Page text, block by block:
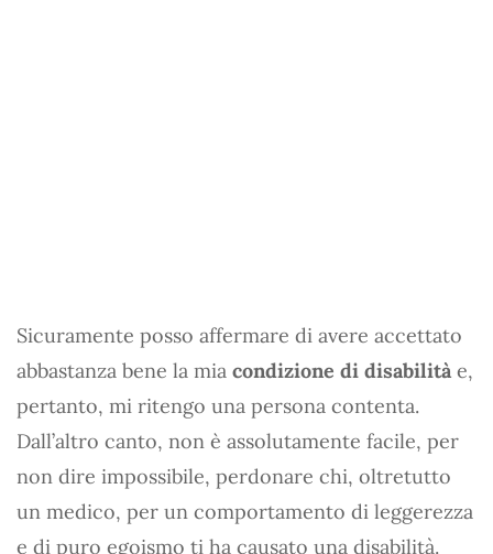
Sicuramente posso affermare di avere accettato
abbastanza bene la mia condizione di disabilità e,
pertanto, mi ritengo una persona contenta.
Dall’altro canto, non è assolutamente facile, per
non dire impossibile, perdonare chi, oltretutto
un medico, per un comportamento di leggerezza
e di puro egoismo ti ha causato una disabilità.